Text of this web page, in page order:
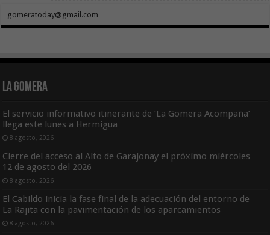
gomeratoday@gmail.com
La Gomera
El servicio informativo itinerante de ‘La Gomera Acompaña’
llega este lunes a Hermigua
8 agosto, 2026
Cierre del acceso al Alto de Garajonay el próximo miércoles
12 de agosto del 2026
8 agosto, 2026
El Cabildo inicia la fase final de la adecuación del entorno de
La Rajita con la pavimentación de los aparcamientos
8 agosto, 2026